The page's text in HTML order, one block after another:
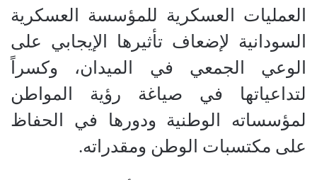
العمليات العسكرية للمؤسسة العسكرية
السودانية لإضعاف تأثيرها الإيجابي على
الوعي الجمعي في الميدان، وكسراً
لتداعياتها في صياغة رؤية المواطن
لمؤسساته الوطنية ودورها في الحفاظ
على مكتسبات الوطن ومقدراته.